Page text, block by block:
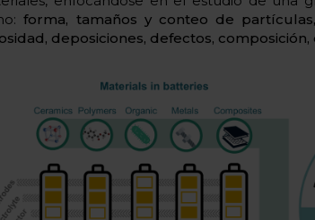
forma, tamaños y conteo de
deposiciones, defectos, composición,